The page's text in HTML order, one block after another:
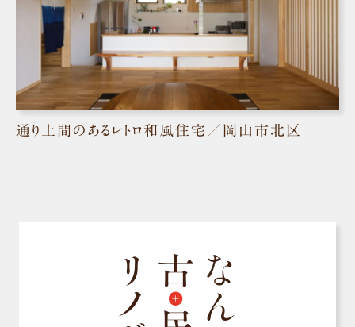
通り土間のあるレトロ和風住宅／岡山市北区